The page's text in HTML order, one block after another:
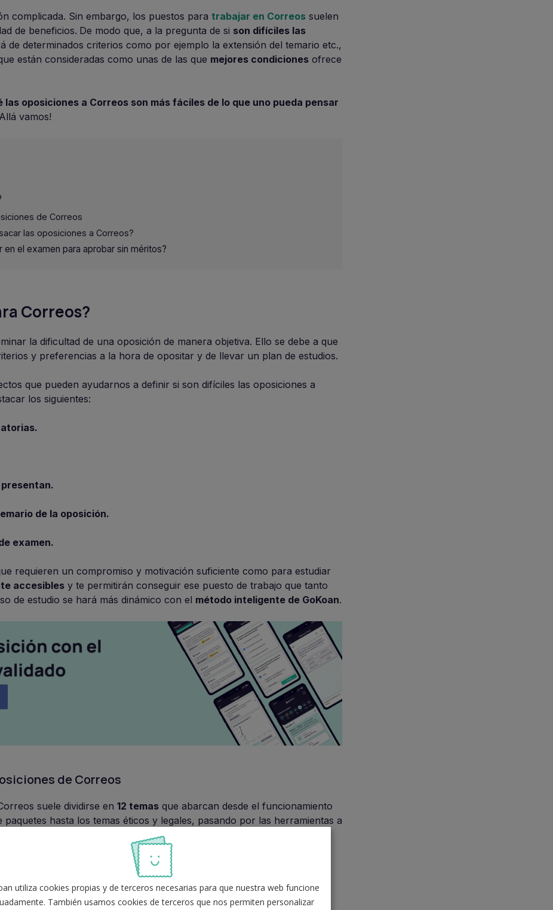
complicada. Sin embargo, los puestos para trabajar en Correos suelen
de beneficios. De modo que, a la pregunta de si son difíciles las
de determinados criterios como por ejemplo la extensión del temario etc.,
están consideradas como unas de las que mejores condiciones ofrece
las oposiciones a Correos son más fáciles de lo que uno pueda pensar
vamos!
de Correos
las oposiciones a Correos?
el examen para aprobar sin méritos?
Correos?
la dificultad de una oposición de manera objetiva. Ello se debe a que
y preferencias a la hora de opositar y de llevar un plan de estudios.
que pueden ayudarnos a definir si son difíciles las oposiciones a
los siguientes:
de la oposición.
examen.
requieren un compromiso y motivación suficiente como para estudiar
accesibles y te permitirán conseguir ese puesto de trabajo que tanto
de estudio se hará más dinámico con el método inteligente de GoKoan.
de Correos
suele dividirse en 12 temas que abarcan desde el funcionamiento
hasta los temas éticos y legales, pasando por las herramientas a
procedimientos a seguir. Todos estos temas deberán ser estudiados
Bases de la Convocatoria de Correos
utiliza cookies propias y de terceros necesarias para que nuestra web funcione
También usamos cookies de terceros que nos permiten personalizar